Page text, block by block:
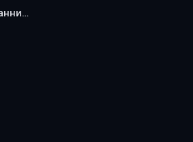
Ночь темна - Иван Банников